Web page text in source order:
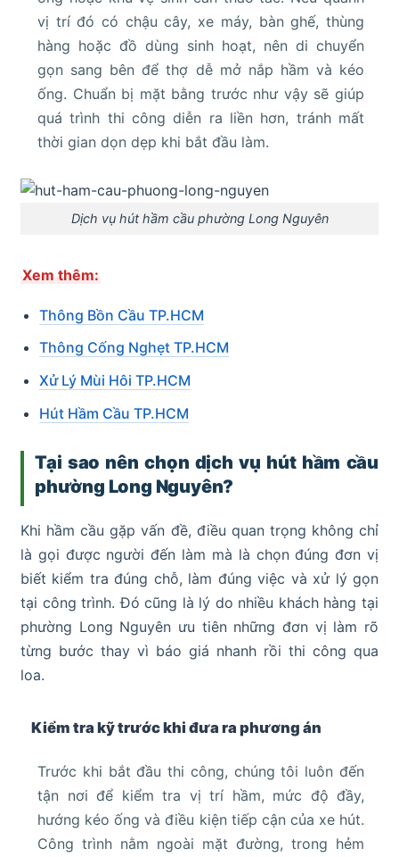
vị trí đó có chậu cây, xe máy, bàn ghế, thùng
hàng hoặc đồ dùng sinh hoạt, nên di chuyển
gọn sang bên để thợ dễ mở nắp hầm và kéo
ống. Chuẩn bị mặt bằng trước như vậy sẽ giúp
quá trình thi công diễn ra liền hơn, tránh mất
thời gian dọn dẹp khi bắt đầu làm.
Dịch vụ hút hầm cầu phường Long Nguyên
Xem thêm:
Thông Bồn Cầu TP.HCM
Thông Cống Nghẹt TP.HCM
Xử Lý Mùi Hôi TP.HCM
Hút Hầm Cầu TP.HCM
Tại sao nên chọn dịch vụ hút hầm cầu
phường Long Nguyên?
Khi hầm cầu gặp vấn đề, điều quan trọng không chỉ
là gọi được người đến làm mà là chọn đúng đơn vị
biết kiểm tra đúng chỗ, làm đúng việc và xử lý gọn
tại công trình. Đó cũng là lý do nhiều khách hàng tại
phường Long Nguyên ưu tiên những đơn vị làm rõ
từng bước thay vì báo giá nhanh rồi thi công qua
loa.
Kiểm tra kỹ trước khi đưa ra phương án
Trước khi bắt đầu thi công, chúng tôi luôn đến
tận nơi để kiểm tra vị trí hầm, mức độ đầy,
hướng kéo ống và điều kiện tiếp cận của xe hút.
Công trình nằm ngoài mặt đường, trong hẻm